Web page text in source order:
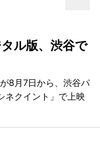
ル版、渋谷で
8月7日から、渋谷パ
ネクイント」で上映